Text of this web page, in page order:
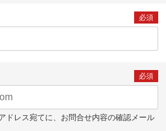
必須
必須
ドレス宛てに、お問合せ内容の確認メール